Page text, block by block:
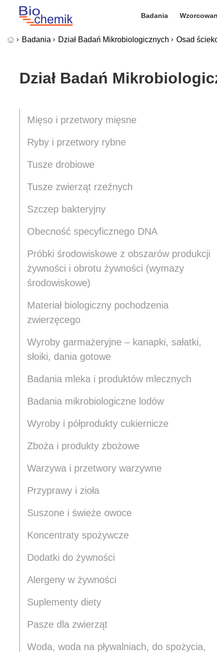
Badania
Badania Dział Badań Mikrobiologicznych Osad
Dział Badań
Mięso i przetwory mięsne
Ryby i przetwory rybne
Tusze drobiowe
Tusze zwierząt rzeźnych
Szczep bakteryjny
Obecność specyficznego DNA
Próbki środowiskowe z obszarów produkcji
żywności i obrotu żywności (wymazy
środowiskowe)
Materiał biologiczny pochodzenia
zwierzęcego
Wyroby garmażeryjne – kanapki, sałatki,
słoiki, dania gotowe
Badania mleka i produktów mlecznych
Badania mikrobiologiczne lodów
Wyroby i półprodukty cukiernicze
Zboża i produkty zbożowe
Warzywa i przetwory warzywne
Przyprawy i zioła
Suszone i świeże owoce
Koncentraty spożywcze
Dodatki do żywności
Alergeny w żywności
Suplementy diety
Pasze dla zwierząt
Woda, woda na pływalniach, do spożycia,
Wykorzystujemy pliki
naszej witrynie.
analitycznym. Partnerzy
Preferencje